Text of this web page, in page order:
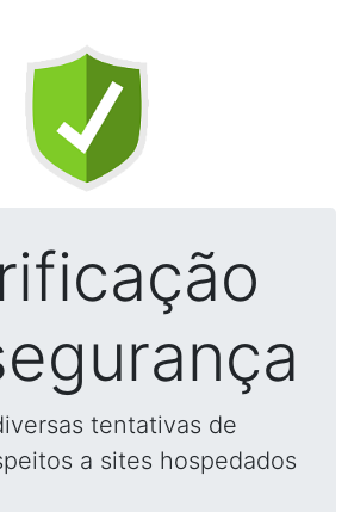
tentativas de
a sites hospedados